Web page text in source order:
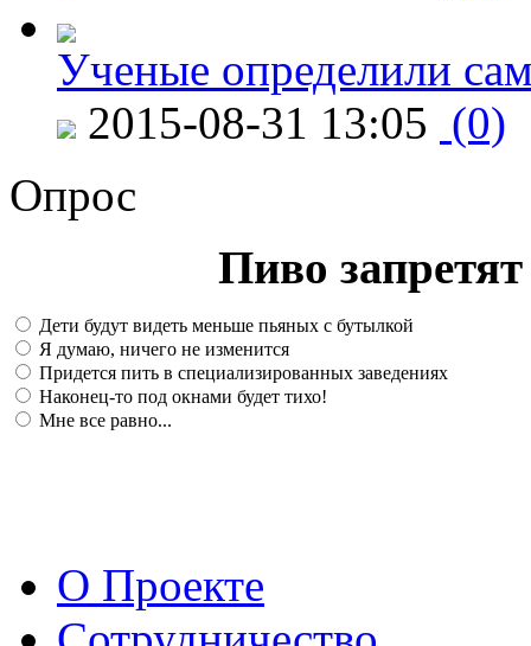
Ученые определили
2015-08-31 13:05 (0)
Опрос
Пиво
Дети будут видеть меньше пьяных с бутылкой
Я думаю, ничего не изменится
Придется пить в специализированных заведениях
Наконец-то под окнами будет тихо!
Мне все равно...
О Проекте